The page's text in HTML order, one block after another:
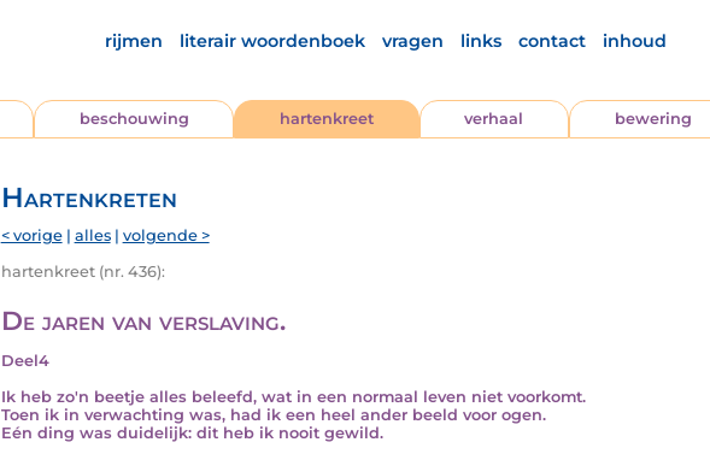
rijmen literair woordenboek vragen links contact inhoud
beschouwing hartenkreet verhaal bewering
Hartenkreten
< vorige| alles| volgende >
hartenkreet (nr. 436):
De jaren van verslaving.
Deel4
Ik heb zo'n beetje alles beleefd, wat in een normaal leven niet voorkomt.
Toen ik in verwachting was, had ik een heel ander beeld voor ogen.
Eén ding was duidelijk: dit heb ik nooit gewild.